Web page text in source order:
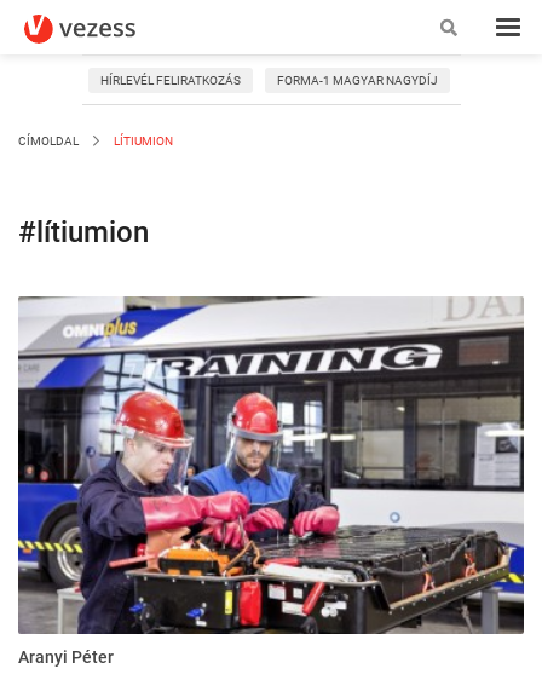
HÍRLEVÉL FELIRATKOZÁS FORMA-1 MAGYAR NAGYDÍJ
CÍMOLDAL LÍTIUMION
#lítiumion
Aranyi Péter